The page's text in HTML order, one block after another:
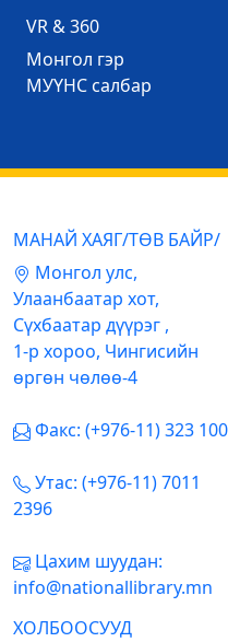
VR & 360
Mонгол гэр
МУҮНС салбар
МАНАЙ ХАЯГ/ТӨВ БАЙР/
Mонгол улс,
Улаанбаатар хот,
Сүхбаатар дүүрэг ,
1-р хороо, Чингисийн
өргөн чөлөө-4
Факс: (+976-11) 323 100
Утас: (+976-11) 7011
2396
Цахим шуудан:
info@nationallibrary.mn
ХОЛБООСУУД